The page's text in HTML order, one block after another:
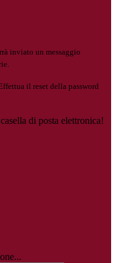
inviato un messaggio
il reset della password
di posta elettronica!